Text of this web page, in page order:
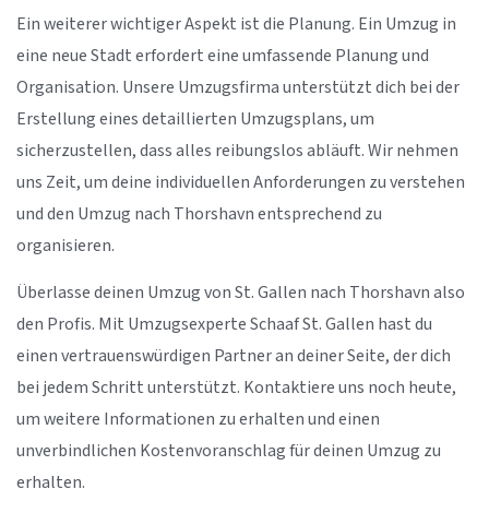
Ein weiterer wichtiger Aspekt ist die Planung. Ein Umzug in
eine neue Stadt erfordert eine umfassende Planung und
Organisation. Unsere Umzugsfirma unterstützt dich bei der
Erstellung eines detaillierten Umzugsplans, um
sicherzustellen, dass alles reibungslos abläuft. Wir nehmen
uns Zeit, um deine individuellen Anforderungen zu verstehen
und den Umzug nach Thorshavn entsprechend zu
organisieren.
Überlasse deinen Umzug von St. Gallen nach Thorshavn also
den Profis. Mit Umzugsexperte Schaaf St. Gallen hast du
einen vertrauenswürdigen Partner an deiner Seite, der dich
bei jedem Schritt unterstützt. Kontaktiere uns noch heute,
um weitere Informationen zu erhalten und einen
unverbindlichen Kostenvoranschlag für deinen Umzug zu
erhalten.